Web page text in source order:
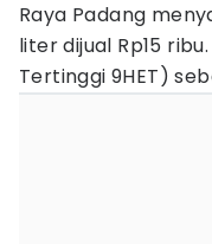
Raya Padang
liter dijual Rp15
Tertinggi 9HET)